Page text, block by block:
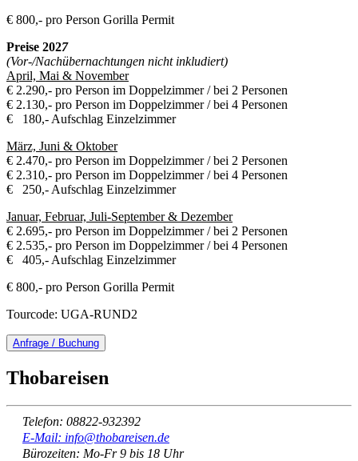
€ 800,- pro Person Gorilla Permit
Preise 2027
(Vor-/Nachübernachtungen nicht inkludiert)
April, Mai & November
€ 2.290,- pro Person im Doppelzimmer / bei 2 Personen
€ 2.130,- pro Person im Doppelzimmer / bei 4 Personen
€ 180,- Aufschlag Einzelzimmer
März, Juni & Oktober
€ 2.470,- pro Person im Doppelzimmer / bei 2 Personen
€ 2.310,- pro Person im Doppelzimmer / bei 4 Personen
€ 250,- Aufschlag Einzelzimmer
Januar, Februar, Juli-September & Dezember
€ 2.695,- pro Person im Doppelzimmer / bei 2 Personen
€ 2.535,- pro Person im Doppelzimmer / bei 4 Personen
€ 405,- Aufschlag Einzelzimmer
€ 800,- pro Person Gorilla Permit
Tourcode: UGA-RUND2
Anfrage / Buchung
Thobareisen
Telefon: 08822-932392
E-Mail: info@thobareisen.de
Bürozeiten: Mo-Fr 9 bis 18 Uhr